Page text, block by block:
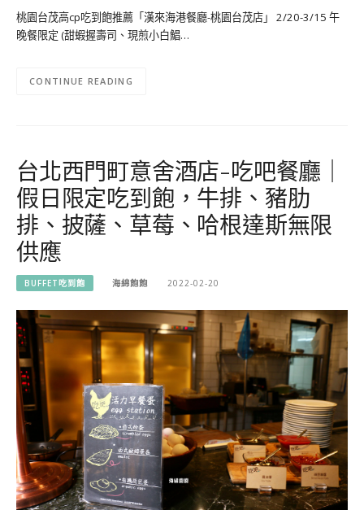
桃園台茂高cp吃到飽推薦「漢來海港餐廳-桃園台茂店」 2/20-3/15 午
晚餐限定 (甜蝦握壽司、現煎小白鯧…
CONTINUE READING
台北西門町意舍酒店-吃吧餐廳｜
假日限定吃到飽，牛排、豬肋
排、披薩、草莓、哈根達斯無限
供應
BUFFET吃到飽 海綿飽飽 2022-02-20